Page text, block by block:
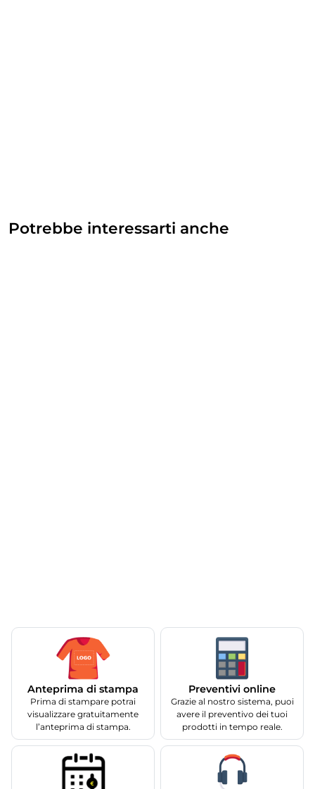
Potrebbe interessarti anche
Anteprima di stampa
Prima di stampare potrai
visualizzare gratuitamente
l’anteprima di stampa.
Preventivi online
Grazie al nostro sistema, puoi
avere il preventivo dei tuoi
prodotti in tempo reale.